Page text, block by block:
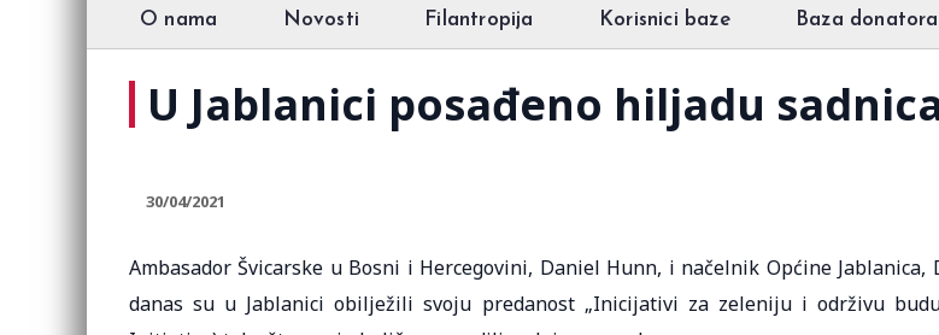
O nama Novosti Filantropija Korisnici baze Baza donatora
U Jablanici posađeno hiljadu
30/04/2021
Ambasador Švicarske u Bosni i Hercegovini, Daniel Hunn, i načelnik Općine Jablanica,
danas su u Jablanici obilježili svoju predanost „Inicijativi za zeleniju i održivu